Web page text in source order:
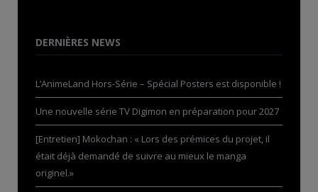
DERNIÈRES NEWS
L’AnimeLand Hors-Série – Spécial Posters est disponible !
Une nouvelle série TV Digimon en préparation pour 2027
[Entretien] Mokochan : « Lors des prémices du projet, il
était déjà demandé de suivre au mieux le manga
originel.»